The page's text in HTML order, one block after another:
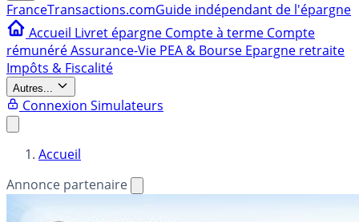
FranceTransactions.comGuide indépendant de l'épargne
Accueil Livret épargne Compte à terme Compte
rémunéréAssurance-Vie PEA & Bourse Epargne retraite
Impôts & Fiscalité
Autres...
Connexion Simulateurs
Accueil
Annonce partenaire